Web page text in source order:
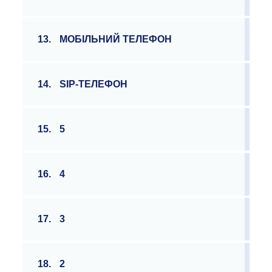
13. МОБІЛЬНИЙ ТЕЛЕФОН
14. SIP-ТЕЛЕФОН
15. 5
16. 4
17. 3
18. 2